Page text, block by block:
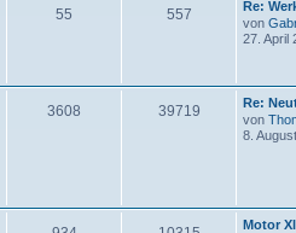
55 557
Re:
von
27. April
3608 39719
Re:
von
8.
Motor